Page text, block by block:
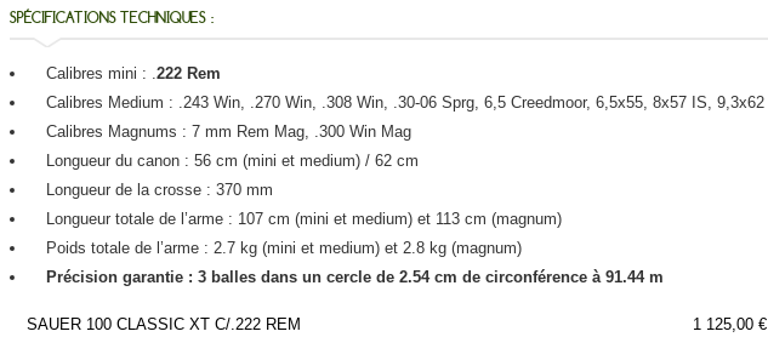
SPÉCIFICATIONS TECHNIQUES :
Calibres mini : .222 Rem
Calibres Medium : .243 Win, .270 Win, .308 Win, .30-06 Sprg, 6,5 Creedmoor, 6,5x55, 8x57 IS, 9,3x62
Calibres Magnums : 7 mm Rem Mag, .300 Win Mag
Longueur du canon : 56 cm (mini et medium) / 62 cm
Longueur de la crosse : 370 mm
Longueur totale de l’arme : 107 cm (mini et medium) et 113 cm (magnum)
Poids totale de l’arme : 2.7 kg (mini et medium) et 2.8 kg (magnum)
Précision garantie : 3 balles dans un cercle de 2.54 cm de circonférence à 91.44 m
SAUER 100 CLASSIC XT C/.222 REM 1 125,00 €